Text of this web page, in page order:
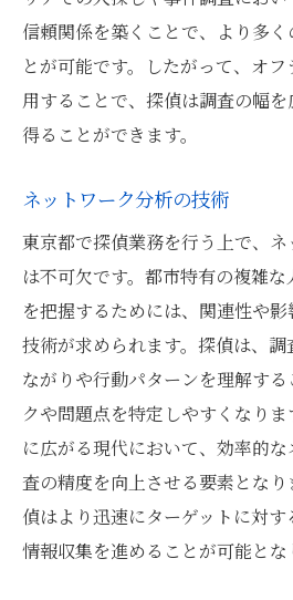
信頼関係を築くことで、より多
とが可能です。したがって、オ
用することで、探偵は調査の幅
得ることができます。
ネットワーク分析の技術
東京都で探偵業務を行う上で、
は不可欠です。都市特有の複雑
を把握するためには、関連性や
技術が求められます。探偵は、
ながりや行動パターンを理解す
クや問題点を特定しやすくなり
に広がる現代において、効率的
査の精度を向上させる要素とな
偵はより迅速にターゲットに対す
情報収集を進めることが可能とな